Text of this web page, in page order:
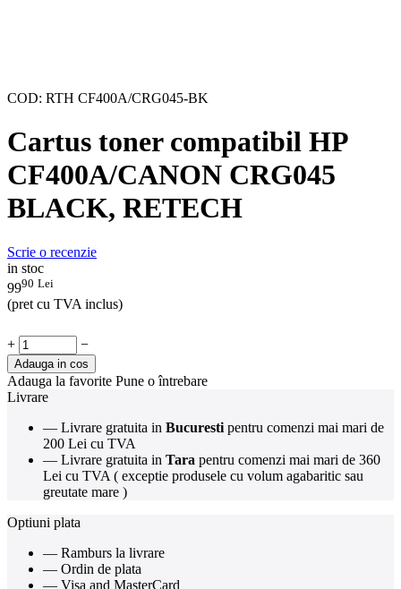
COD: RTH CF400A/CRG045-BK
Cartus toner compatibil HP
CF400A/CANON CRG045
BLACK, RETECH
Scrie o recenzie
in stoc
9990 Lei
(pret cu TVA inclus)
+ −
Adauga in cos
Adauga la favorite Pune o întrebare
Livrare
— Livrare gratuita in Bucuresti pentru comenzi mai mari de
200 Lei cu TVA
— Livrare gratuita in Tara pentru comenzi mai mari de 360
Lei cu TVA ( exceptie produsele cu volum agabaritic sau
greutate mare )
Optiuni plata
— Ramburs la livrare
— Ordin de plata
— Visa and MasterCard